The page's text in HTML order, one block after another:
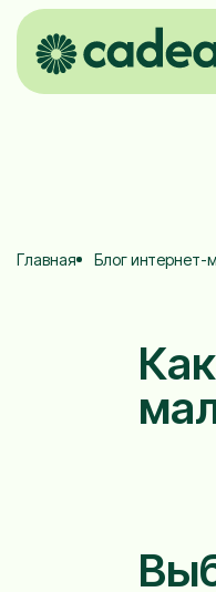
Главная Блог интернет-